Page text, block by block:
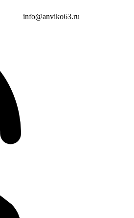
info@anviko63.ru